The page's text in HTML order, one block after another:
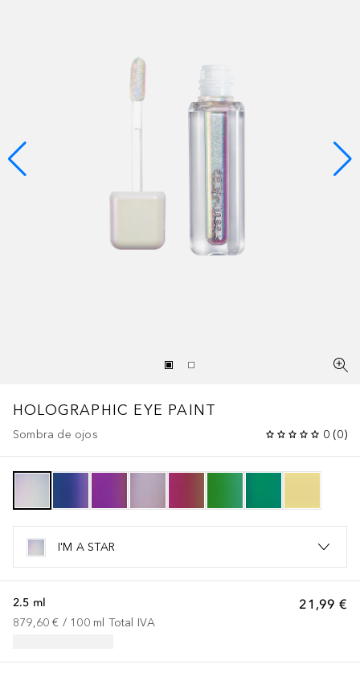
HOLOGRAPHIC EYE PAINT
Sombra de ojos 0 (0)
I'M A STAR
21,99 €
2.5 ml
879,60 € / 100 ml Total IVA